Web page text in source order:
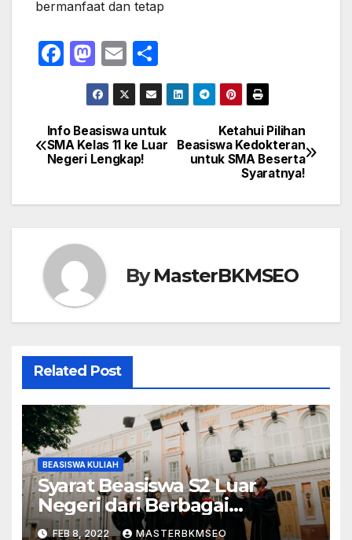
bermanfaat dan tetap
F
e
b
o
M
a
st
o
d
n
E
m
ail
h
ar
e
Navigasi
pos
Ketahui Pilihan
Beasiswa Kedokteran
untuk SMA Beserta
Syaratnya!
Info Beasiswa untuk
SMA Kelas 11 ke Luar
Negeri Lengkap!
ByMasterBKMSEO
Related Post
BEASISWA KULIAH
Syarat Beasiswa S2 Luar
Negeri dari Berbagai
Lembaga
FEB 8, 2022 MASTERBKMSEO